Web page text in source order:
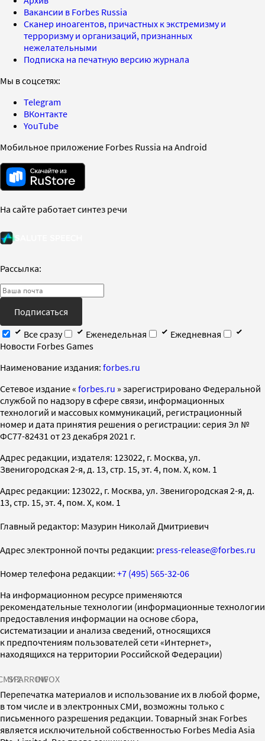
Вакансии в Forbes Russia
Сканер иноагентов, причастных к экстремизму и
терроризму и организаций, признанных
нежелательными
Подписка на печатную версию журнала
Мы в соцсетях:
Telegram
ВКонтакте
YouTube
Мобильное приложение Forbes Russia на Android
На сайте работает синтез речи
Рассылка:
Подписаться
Все сразу
Еженедельная
Ежедневная
Новости Forbes Games
Наименование издания: forbes.ru
Cетевое издание « forbes.ru » зарегистрировано Федеральной
службой по надзору в сфере связи, информационных
технологий и массовых коммуникаций, регистрационный
номер и дата принятия решения о регистрации: серия Эл №
ФС77-82431 от 23 декабря 2021 г.
Адрес редакции, издателя: 123022, г. Москва, ул.
Звенигородская 2-я, д. 13, стр. 15, эт. 4, пом. X, ком. 1
Адрес редакции: 123022, г. Москва, ул. Звенигородская 2-я, д.
13, стр. 15, эт. 4, пом. X, ком. 1
Главный редактор: Мазурин Николай Дмитриевич
Адрес электронной почты редакции: press-release@forbes.ru
Номер телефона редакции: +7 (495) 565-32-06
На информационном ресурсе применяются
рекомендательные технологии (информационные технологии
предоставления информации на основе сбора,
систематизации и анализа сведений, относящихся
к предпочтениям пользователей сети «Интернет»,
находящихся на территории Российской Федерации)
SPARROWINFOX
Перепечатка материалов и использование их в любой форме,
в том числе и в электронных СМИ, возможны только с
письменного разрешения редакции. Товарный знак Forbes
является исключительной собственностью Forbes Media Asia